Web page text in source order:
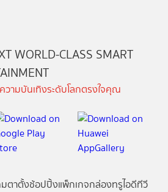
WORLD-CLASS SMART
ามบันเทิงระดับโลกตรงใจคุณ
ตาตั้งช้อปปิ้งแพ็กเกจกล่องทรูไอดีทีวี